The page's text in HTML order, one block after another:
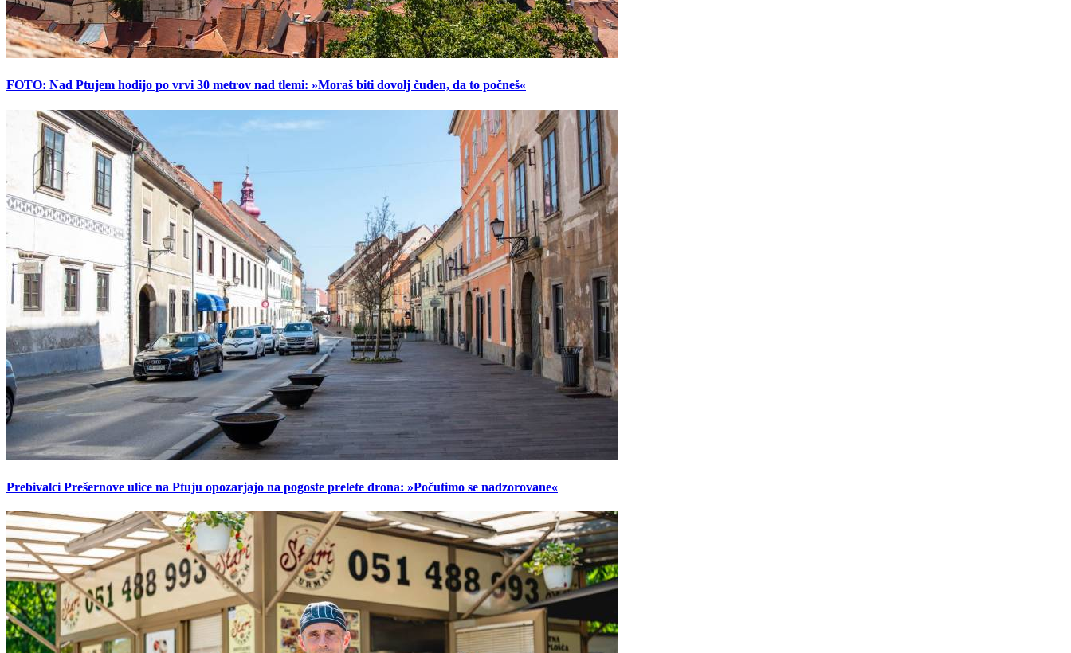
FOTO: Nad Ptujem hodijo po vrvi 30 metrov nad tlemi: »Moraš biti dovolj čuden, da to počneš«
Prebivalci Prešernove ulice na Ptuju opozarjajo na pogoste prelete drona: »Počutimo se nadzorovane«